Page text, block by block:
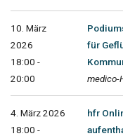
10. März
2026
18:00 -
20:00
für
medico-
4. März 2026
18:00 -
hfr